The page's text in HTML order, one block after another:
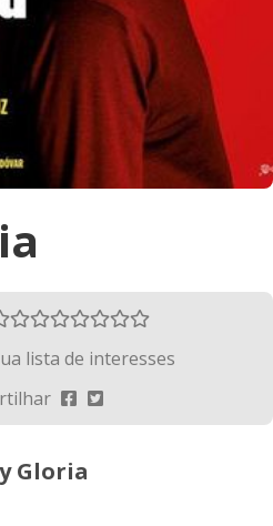
lista de interesses
Gloria